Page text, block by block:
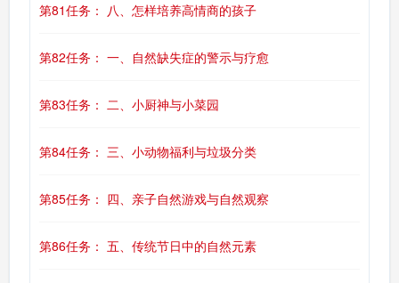
第81任务： 八、怎样培养高情商的孩子
第82任务： 一、自然缺失症的警示与疗愈
第83任务： 二、小厨神与小菜园
第84任务： 三、小动物福利与垃圾分类
第85任务： 四、亲子自然游戏与自然观察
第86任务： 五、传统节日中的自然元素